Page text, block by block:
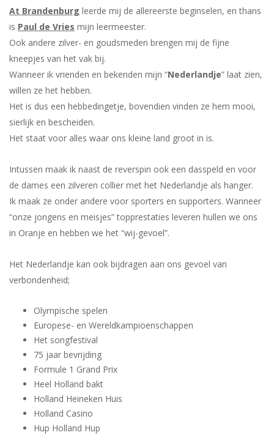
At Brandenburg leerde mij de allereerste beginselen, en thans
is Paul de Vries mijn leermeester.
Ook andere zilver- en goudsmeden brengen mij de fijne
kneepjes van het vak bij.
Wanneer ik vrienden en bekenden mijn “Nederlandje” laat zien,
willen ze het hebben.
Het is dus een hebbedingetje, bovendien vinden ze hem mooi,
sierlijk en bescheiden.
Het staat voor alles waar ons kleine land groot in is.
Intussen maak ik naast de reverspin ook een dasspeld en voor
de dames een zilveren collier met het Nederlandje als hanger.
Ik maak ze onder andere voor sporters en supporters. Wanneer
“onze jongens en meisjes” topprestaties leveren hullen we ons
in Oranje en hebben we het “wij-gevoel”.
Het Nederlandje kan ook bijdragen aan ons gevoel van
verbondenheid;
Olympische spelen
Europese- en Wereldkampioenschappen
Het songfestival
75 jaar bevrijding
Formule 1 Grand Prix
Heel Holland bakt
Holland Heineken Huis
Holland Casino
Hup Holland Hup